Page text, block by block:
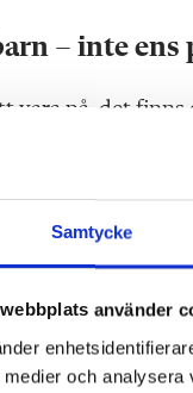
Samtycke
webbplats använder
och analysera
– inte ens
vara på, det
ett enormt
säger Lisa
på millimetern
fysiska miljö.